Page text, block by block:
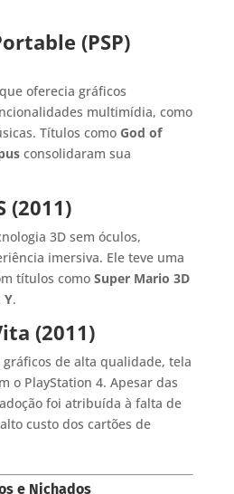
(PSP)
oferecia gráficos
multimídia, como
Títulos como God of
consolidaram sua
(2011)
3D sem óculos,
imersiva. Ele teve uma
títulos como Super Mario 3D
Y.
(2011)
de alta qualidade, tela
o PlayStation 4. Apesar das
foi atribuída à falta de
custo dos cartões de
e Nichados